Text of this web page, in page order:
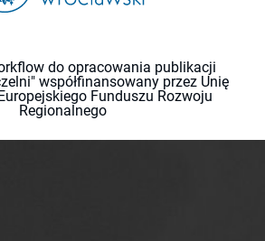
do opracowania publikacji
współfinansowany przez Unię
Funduszu Rozwoju
Regionalnego